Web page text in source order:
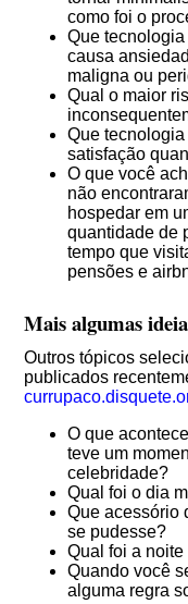
como foi o
Que
causa
maligna ou
Qual o maior
Que
satisfação
O que você
não
hospedar em
quantidade de
tempo que
pensões e
Mais algumas
Outros tópicos
publicados
O que
teve um
celebridade?
Qual foi o dia
Que acessório
se pudesse?
Qual foi a
Quando você
alguma regra